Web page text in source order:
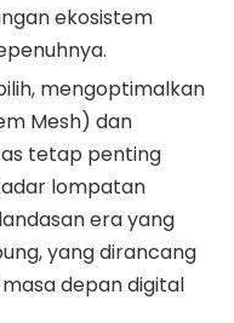
ekosistem
mengoptimalkan
Mesh) dan
tetap penting
lompatan
era yang
yang dirancang
depan digital